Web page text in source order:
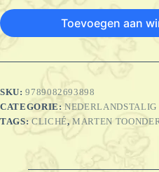
Toevoegen aan
SKU:9789082693898
CATEGORIE:NEDERLANDSTALIG
TAGS: CLICHÉ,MARTEN